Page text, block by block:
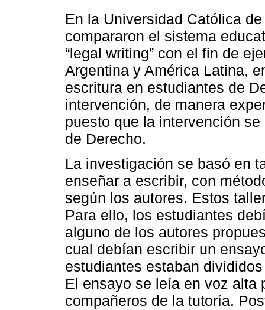
En la Universidad Católica
compararon el sistema
“legal writing” con el fin de
Argentina y América Latina,
escritura en estudiantes de
intervención, de manera
puesto que la intervención
de Derecho.
La investigación se basó en
enseñar a escribir, con
según los autores. Estos
Para ello, los estudiantes
alguno de los autores
cual debían escribir un
estudiantes estaban
El ensayo se leía en voz alta
compañeros de la tutoría.